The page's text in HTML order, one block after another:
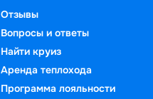
Отзывы
Вопросы и ответы
Найти круиз
Аренда теплохода
Программа лояльности